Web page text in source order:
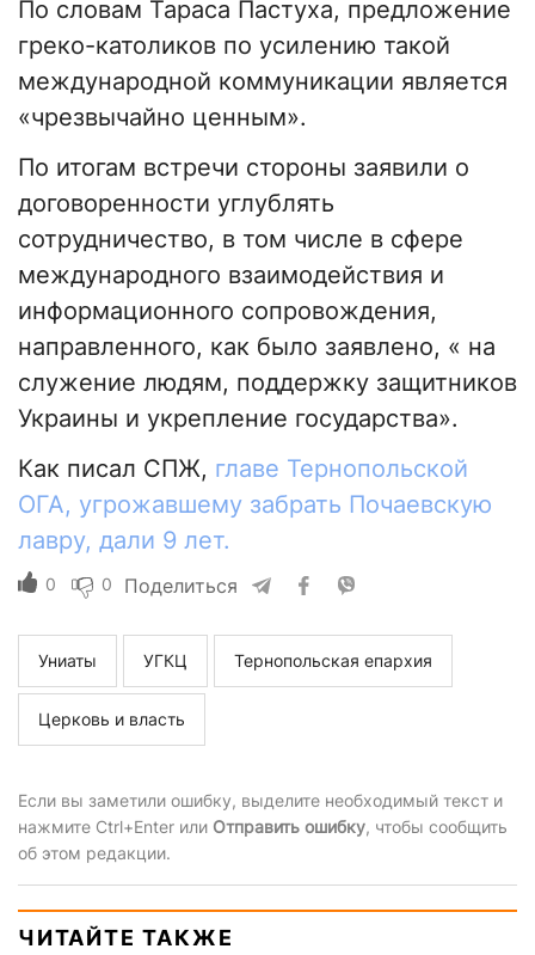
По словам Тараса Пастуха, предложение
греко-католиков по усилению такой
международной коммуникации является
«чрезвычайно ценным».
По итогам встречи стороны заявили о
договоренности углублять
сотрудничество, в том числе в сфере
международного взаимодействия и
информационного сопровождения,
направленного, как было заявлено, « на
служение людям, поддержку защитников
Украины и укрепление государства».
Как писал СПЖ, главе Тернопольской
ОГА, угрожавшему забрать Почаевскую
лавру, дали 9 лет.
0 0 Поделиться
Униаты УГКЦ Тернопольская епархия
Церковь и власть
Если вы заметили ошибку, выделите необходимый текст и
нажмите Ctrl+Enter или Отправить ошибку, чтобы сообщить
об этом редакции.
ЧИТАЙТЕ ТАКЖЕ